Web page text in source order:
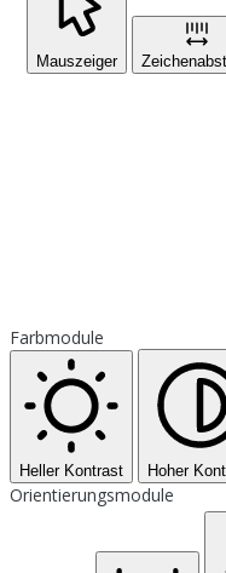
Mauszeiger
Farbmodule
Heller Kontrast Hoher
Orientierungsmodule